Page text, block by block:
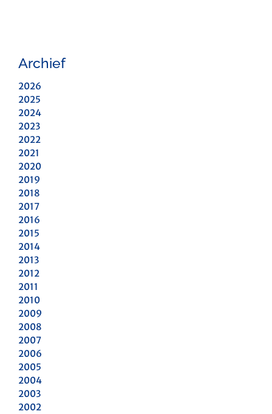
Archief
2026
2025
2024
2023
2022
2021
2020
2019
2018
2017
2016
2015
2014
2013
2012
2011
2010
2009
2008
2007
2006
2005
2004
2003
2002